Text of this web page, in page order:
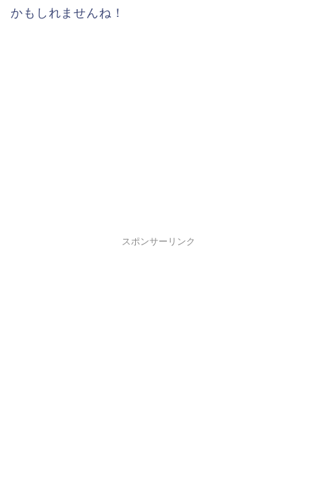
かもしれませんね！
スポンサーリンク